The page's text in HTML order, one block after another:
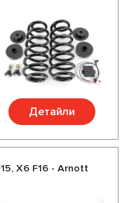
Детайли
X6 F16 - Arnott